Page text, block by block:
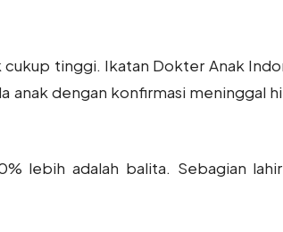
cukup tinggi. Ikatan Dokter Anak
anak dengan konfirmasi meninggal
lebih adalah balita. Sebagian